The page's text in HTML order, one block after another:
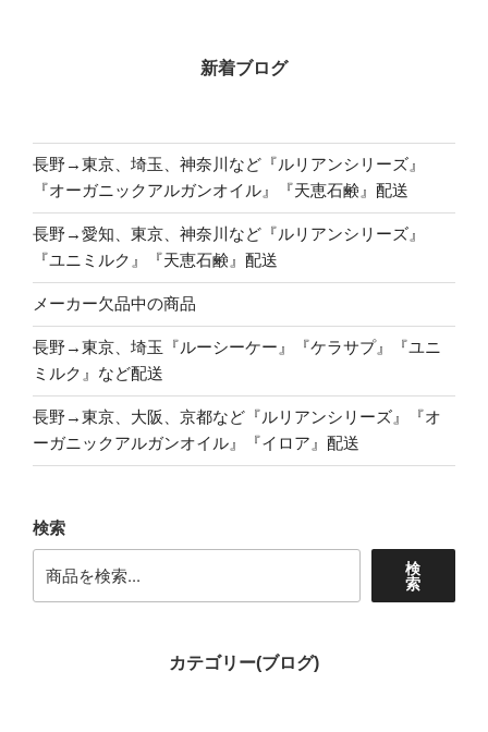
新着ブログ
長野→東京、埼玉、神奈川など『ルリアンシリーズ』
『オーガニックアルガンオイル』『天恵石鹸』配送
長野→愛知、東京、神奈川など『ルリアンシリーズ』
『ユニミルク』『天恵石鹸』配送
メーカー欠品中の商品
長野→東京、埼玉『ルーシーケー』『ケラサプ』『ユニ
ミルク』など配送
長野→東京、大阪、京都など『ルリアンシリーズ』『オ
ーガニックアルガンオイル』『イロア』配送
検索
検
索
カテゴリー(ブログ)